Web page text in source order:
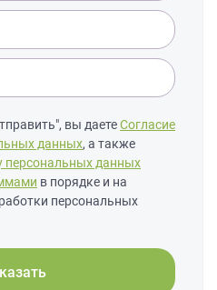
вы даетеСогласие
данных, а также
персональных данных
в порядке и на
персональных